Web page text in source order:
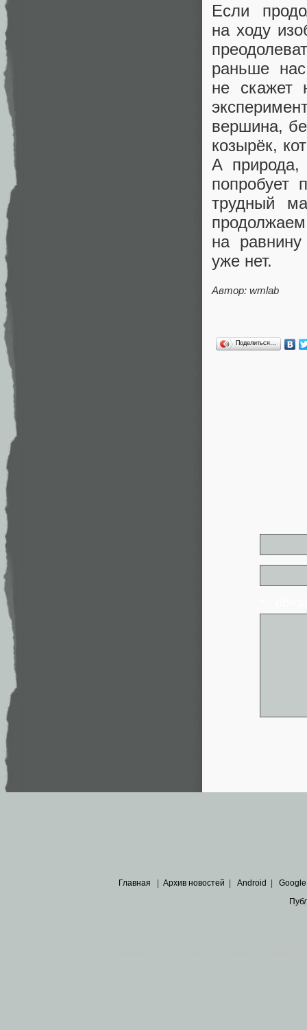
Если
на ходу
раньше
не скажет
вершина,
козырёк,
А природа,
попробует
трудный
на
уже нет.
Автор: wmlab
Поделиться…
Главная Архив новостей Android Google